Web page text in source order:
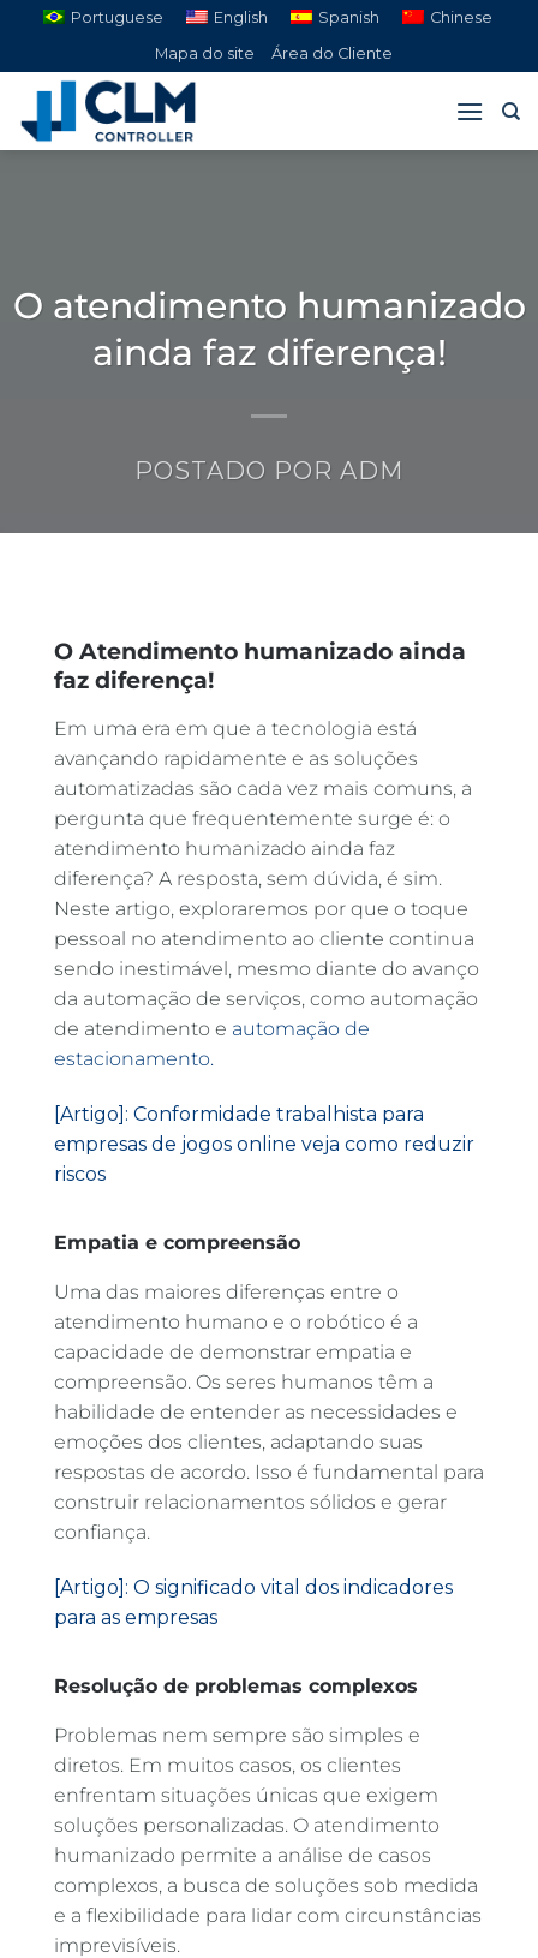
Pular
o
conteúdo
Portuguese English Spanish
Chinese
Mapa do site
Área do Cliente
O atendimento humanizado
ainda faz diferença!
POSTADO POR ADM
O Atendimento humanizado ainda
faz diferença!
Em uma era em que a tecnologia está
avançando rapidamente e as soluções
automatizadas são cada vez mais comuns, a
pergunta que frequentemente surge é: o
atendimento humanizado ainda faz
diferença? A resposta, sem dúvida, é sim.
Neste artigo, exploraremos por que o toque
pessoal no atendimento ao cliente continua
sendo inestimável, mesmo diante do avanço
da automação de serviços, como automação
de atendimento e automação de
estacionamento.
[Artigo]: Conformidade trabalhista para
empresas de jogos online veja como reduzir
riscos
Empatia e compreensão
Uma das maiores diferenças entre o
atendimento humano e o robótico é a
capacidade de demonstrar empatia e
compreensão. Os seres humanos têm a
habilidade de entender as necessidades e
emoções dos clientes, adaptando suas
respostas de acordo. Isso é fundamental para
construir relacionamentos sólidos e gerar
confiança.
[Artigo]: O significado vital dos indicadores
para as empresas
Resolução de problemas complexos
Problemas nem sempre são simples e
diretos. Em muitos casos, os clientes
enfrentam situações únicas que exigem
soluções personalizadas. O atendimento
humanizado permite a análise de casos
complexos, a busca de soluções sob medida
e a flexibilidade para lidar com circunstâncias
imprevisíveis.